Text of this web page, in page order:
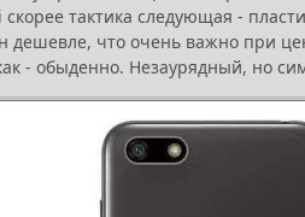
скорее тактика следующая -
дешевле, что очень важно при
- обыденно. Незаурядный, но